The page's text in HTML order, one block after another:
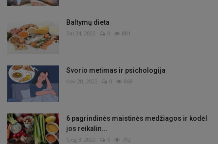
Baltymų dieta
Bal 24, 2022 0 881
Svorio metimas ir psichologija
Kov 28, 2022 0 868
6 pagrindinės maistinės medžiagos ir kodėl
jos reikalin...
Geg 3, 2022 0 792